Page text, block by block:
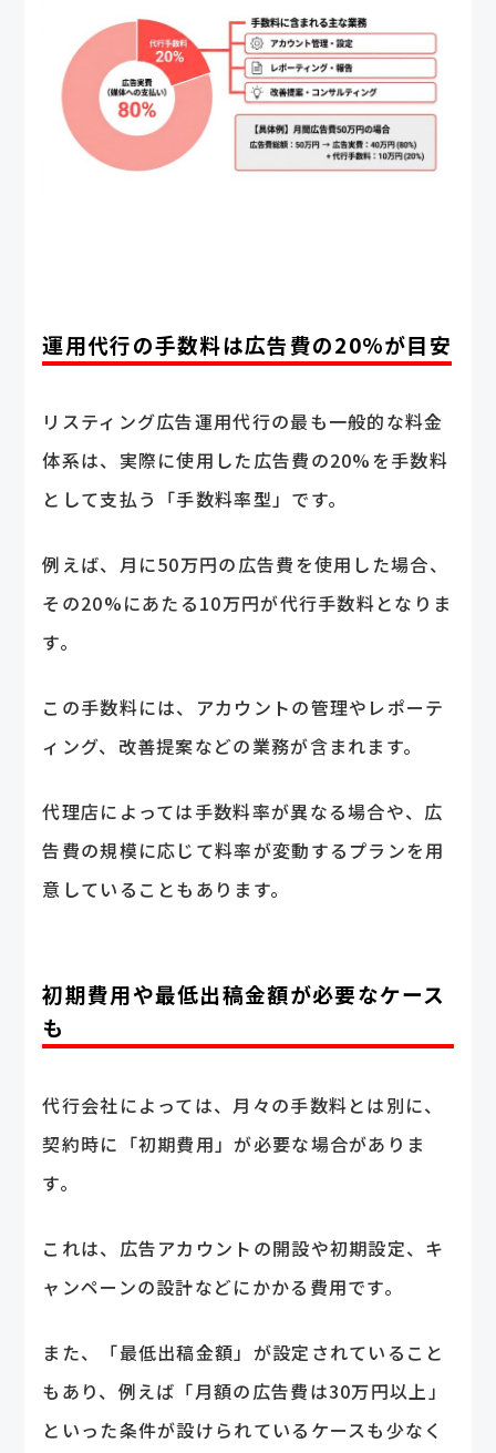
運用代行の手数料は広告費の20%が目安
リスティング広告運用代行の最も一般的な料金
体系は、実際に使用した広告費の20%を手数料
として支払う「手数料率型」です。
例えば、月に50万円の広告費を使用した場合、
その20%にあたる10万円が代行手数料となりま
す。
この手数料には、アカウントの管理やレポーテ
ィング、改善提案などの業務が含まれます。
代理店によっては手数料率が異なる場合や、広
告費の規模に応じて料率が変動するプランを用
意していることもあります。
初期費用や最低出稿金額が必要なケース
も
代行会社によっては、月々の手数料とは別に、
契約時に「初期費用」が必要な場合がありま
す。
これは、広告アカウントの開設や初期設定、キ
ャンペーンの設計などにかかる費用です。
また、「最低出稿金額」が設定されていること
もあり、例えば「月額の広告費は30万円以上」
といった条件が設けられているケースも少なく